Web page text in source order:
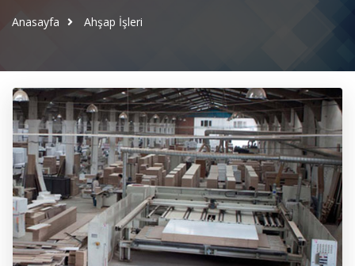
Anasayfa Ahşap İşleri